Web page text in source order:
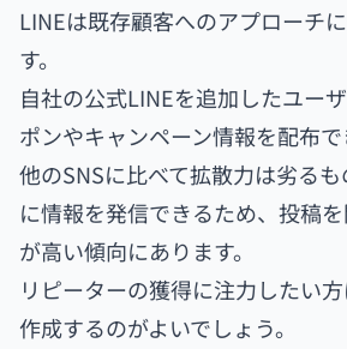
LINEは既存顧客へのアプローチ
す。
自社の公式LINEを追加したユー
ポンやキャンペーン情報を配布で
他のSNSに比べて拡散力は劣る
に情報を発信できるため、投稿
が高い傾向にあります。
リピーターの獲得に注力したい
作成するのがよいでしょう。